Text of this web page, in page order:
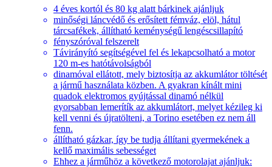
4 éves kortól és 80 kg alatt bárkinek ajánljuk
minőségi láncvédő és erősített fémváz, elöl, hátul
tárcsafékek, állítható keménységű lengéscsillapító
fényszóróval felszerelt
Távirányító segítségével fel és lekapcsolható a motor
120 m-es hatótávolságból
dinamóval ellátott, mely biztosítja az akkumlátor töltését
a jármű használata közben. A gyakran kínált mini
quadok elektromos gyújtással dinamó nélkül
gyorsabban lemerítík az akkumlátort, melyet kézileg ki
kell venni és újratölteni, a Torino esetében ez nem áll
fenn.
állítható gázkar, így be tudja állítani gyermekének a
kellő maximális sebességet
Ehhez a járműhöz a következő motorolajat ajánljuk: